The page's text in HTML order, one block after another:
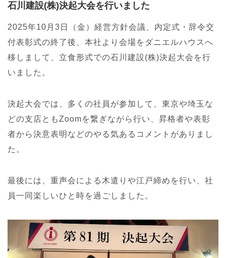
a
o
石川建設(株)決起大会を行いました
2025年10月3日（金）経営方針会議、内定式・辞令交
付表彰式の終了後、本社より会場をダニエルハウスへ
移しまして、立食形式での石川建設(株)決起大会を行
いました。
決起大会では、多くの社員が参加して、東京や埼玉な
どの支店ともZoomを繋ぎながら行い、昇格者や表彰
者から決意表明などのやる気あるコメントがありまし
た。
最後には、重声会による木遣りや江戸締めを行い、社
員一同楽しいひと時を過ごしました。